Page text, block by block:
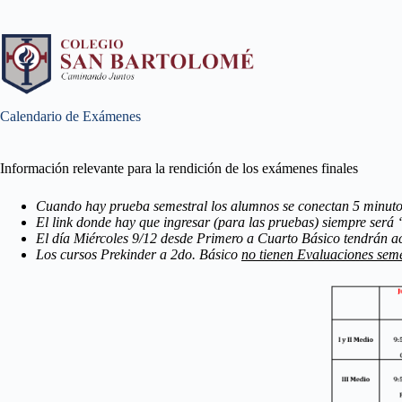
Calendario de Exámenes
Información relevante para la rendición de los exámenes finales
Cuando hay prueba semestral los alumnos se conectan 5
El link donde hay que ingresar (para las pruebas) siempre será
El día Miércoles 9/12 desde Primero a Cuarto Básico tendrán
Los cursos Prekinder a 2do. Básico no tienen Evaluaciones